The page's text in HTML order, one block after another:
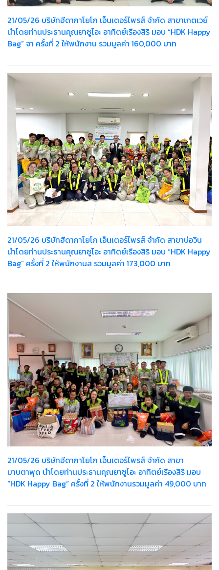
21/05/26 บริษัทฮีดากาโยโก เอ็นเตอร์ไพรส์ จำกัด สาขาเกตเวย์
นำโดยท่านประธานคุณยาซูโอะ อาทิตย์เรืองสิริ มอบ “HDK Happy
Bag” จา ครั้งที่ 2 ให้พนักงาน รวมมูลค่า 160,000 บาท
21/05/26 บริษัทฮีดากาโยโก เอ็นเตอร์ไพรส์ จำกัด สาขาบ่อวิน
นำโดยท่านประธานคุณยาซูโอะ อาทิตย์เรืองสิริ มอบ “HDK Happy
Bag” ครั้งที่ 2 ให้พนักงานส รวมมูลค่า 173,000 บาท
21/05/26 บริษัทฮีดากาโยโก เอ็นเตอร์ไพรส์ จำกัด สาขา
มาบตาพุด นำโดยท่านประธานคุณยาซูโอะ อาทิตย์เรืองสิริ มอบ
“HDK Happy Bag” ครั้งที่ 2 ให้พนักงานรวมมูลค่า 49,000 บาท